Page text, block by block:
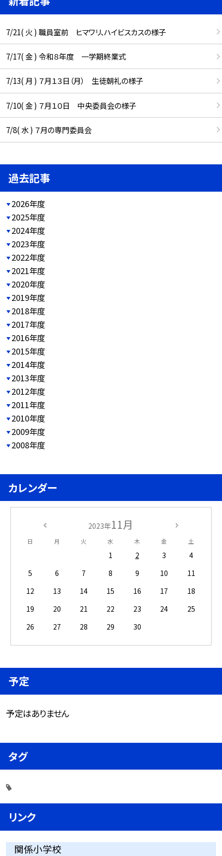
7/21( 火 ) 職員室前 ヒマワリ、ハイビスカスの様子
7/17( 金 ) 令和８年度 一学期終業式
7/13( 月 ) ７月１３日（月） 生徒朝礼の様子
7/10( 金 ) ７月１０日 中央委員会の様子
7/8( 水 ) ７月の専門委員会
過去記事
2026年度
2025年度
2024年度
2023年度
2022年度
2021年度
2020年度
2019年度
2018年度
2017年度
2016年度
2015年度
2014年度
2013年度
2012年度
2011年度
2010年度
2009年度
2008年度
カレンダー
2023年11月
日 月 火 水 木 金 土
1 2 3
4
5
6 7 8 9 10
11
12
13 14 15 16 17
18
19
20 21 22 23 24
25
26
27 28 29 30
予定
予定はありません
タグ
リンク
関係小学校